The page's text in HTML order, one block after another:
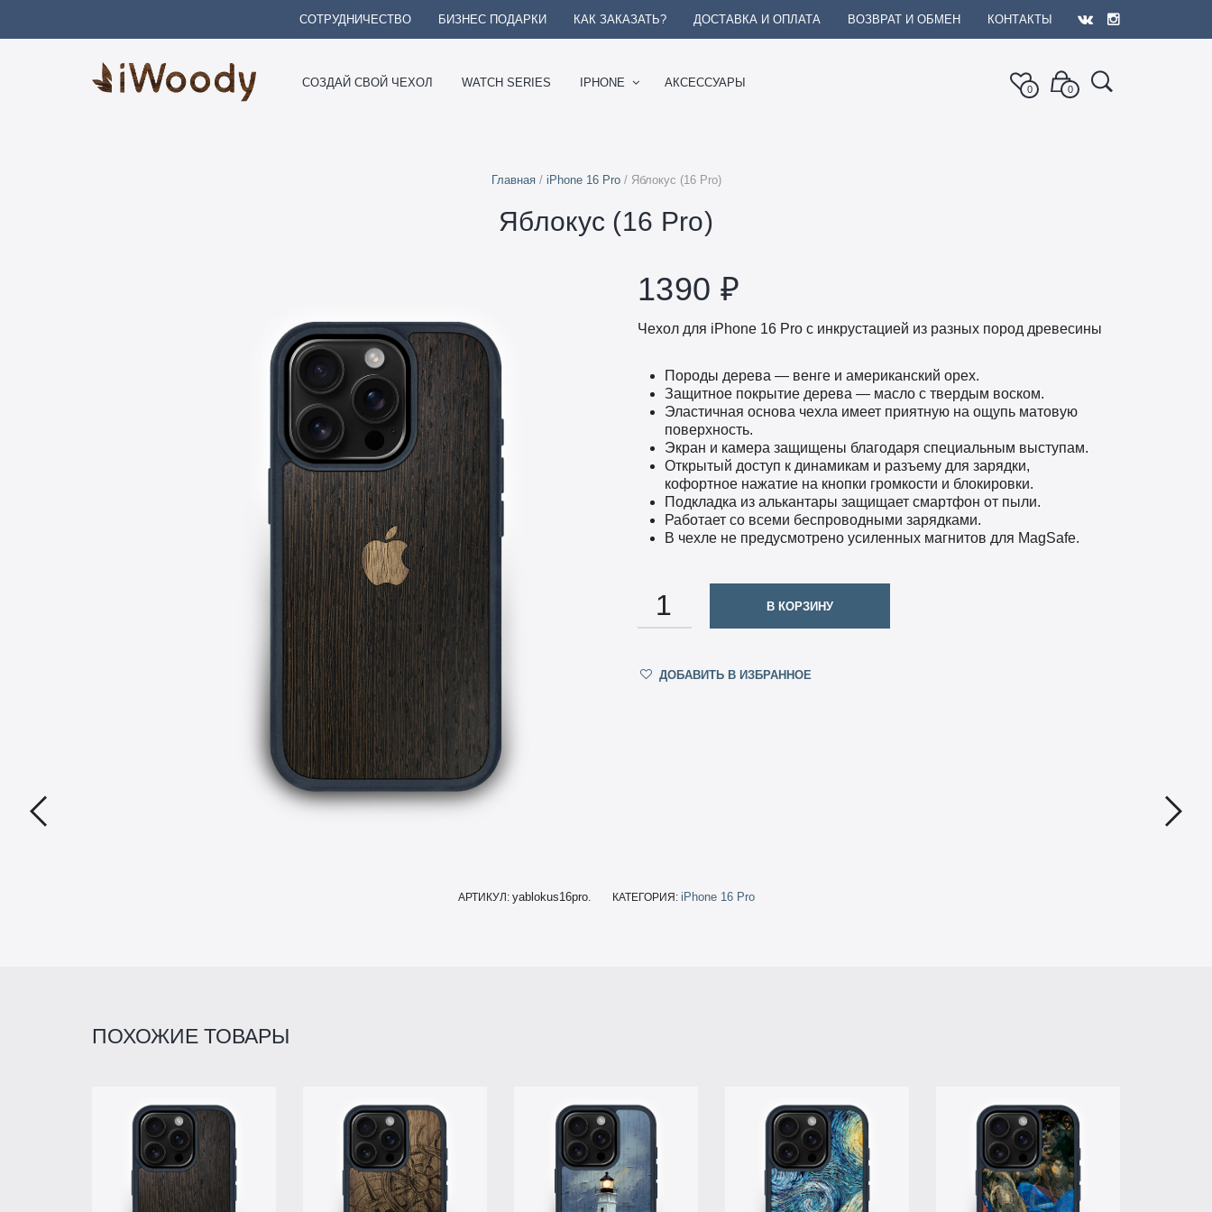
СОТРУДНИЧЕСТВО БИЗНЕС ПОДАРКИ КАК ЗАКАЗАТЬ? ДОСТАВКА И ОПЛАТА ВОЗВРАТ И ОБМЕН КОНТАКТЫ
СОЗДАЙ СВОЙ ЧЕХОЛ WATCH SERIES IPHONE АКСЕССУАРЫ 0 0
Главная/ iPhone 16 Pro/ Яблокус (16 Pro)
Яблокус (16 Pro)
1390 ₽
Чехол для iPhone 16 Pro с инкрустацией из разных пород древесины
Породы дерева — венге и американский орех.
Защитное покрытие дерева — масло с твердым воском.
Эластичная основа чехла имеет приятную на ощупь матовую
поверхность.
Экран и камера защищены благодаря специальным выступам.
Открытый доступ к динамикам и разъему для зарядки,
кофортное нажатие на кнопки громкости и блокировки.
Подкладка из алькантары защищает смартфон от пыли.
Работает со всеми беспроводными зарядками.
В чехле не предусмотрено усиленных магнитов для MagSafe.
КОЛИЧЕСТВО
В КОРЗИНУ
ДОБАВИТЬ В ИЗБРАННОЕ
АРТИКУЛ: yablokus16pro. КАТЕГОРИЯ: iPhone 16 Pro
ПОХОЖИЕ ТОВАРЫ